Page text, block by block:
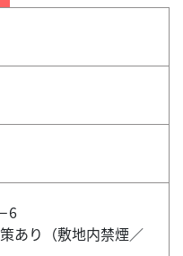
6
あり（敷地内禁煙／